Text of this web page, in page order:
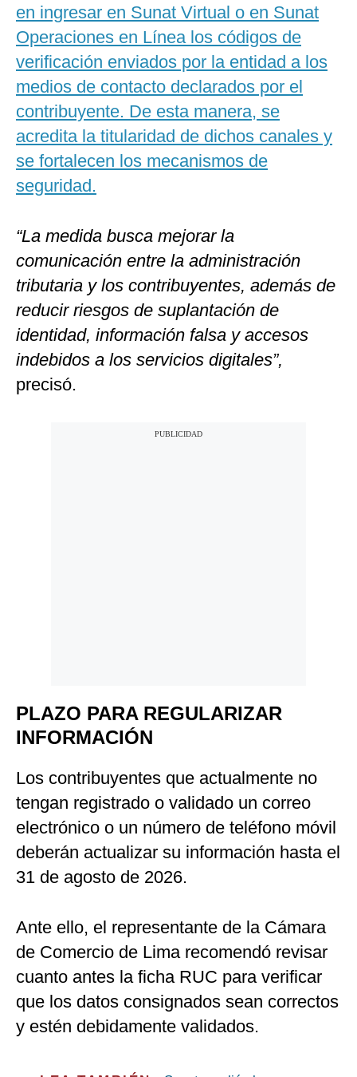
en ingresar en Sunat Virtual o en Sunat
Operaciones en Línea los códigos de
verificación enviados por la entidad a los
medios de contacto declarados por el
contribuyente. De esta manera, se
acredita la titularidad de dichos canales y
se fortalecen los mecanismos de
seguridad.
“La medida busca mejorar la
comunicación entre la administración
tributaria y los contribuyentes, además de
reducir riesgos de suplantación de
identidad, información falsa y accesos
indebidos a los servicios digitales”,
precisó.
PLAZO PARA REGULARIZAR
INFORMACIÓN
Los contribuyentes que actualmente no
tengan registrado o validado un correo
electrónico o un número de teléfono móvil
deberán actualizar su información hasta el
31 de agosto de 2026.
Ante ello, el representante de la Cámara
de Comercio de Lima recomendó revisar
cuanto antes la ficha RUC para verificar
que los datos consignados sean correctos
y estén debidamente validados.